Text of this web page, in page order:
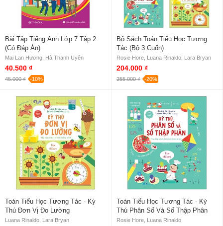
Bài Tập Tiếng Anh Lớp 7 Tập 2
(Có Đáp Án)
Mai Lan Hương, Hà Thanh Uyên
40.500 ₫
45.000 ₫ -10%
Bộ Sách Toán Tiểu Học Tương
Tác (Bộ 3 Cuốn)
Rosie Hore, Luana Rinaldo; Lara Bryan
204.000 ₫
255.000 ₫ -20%
Toán Tiểu Học Tương Tác - Kỳ
Thú Đơn Vị Đo Lường
Luana Rinaldo, Lara Bryan
Toán Tiểu Học Tương Tác - Kỳ
Thú Phân Số Và Số Thập Phân
Rosie Hore, Luana Rinaldo